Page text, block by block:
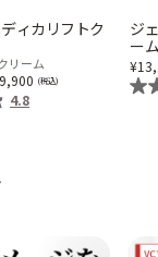
ィカリフトク
リーム
4.8
ジ
ーム